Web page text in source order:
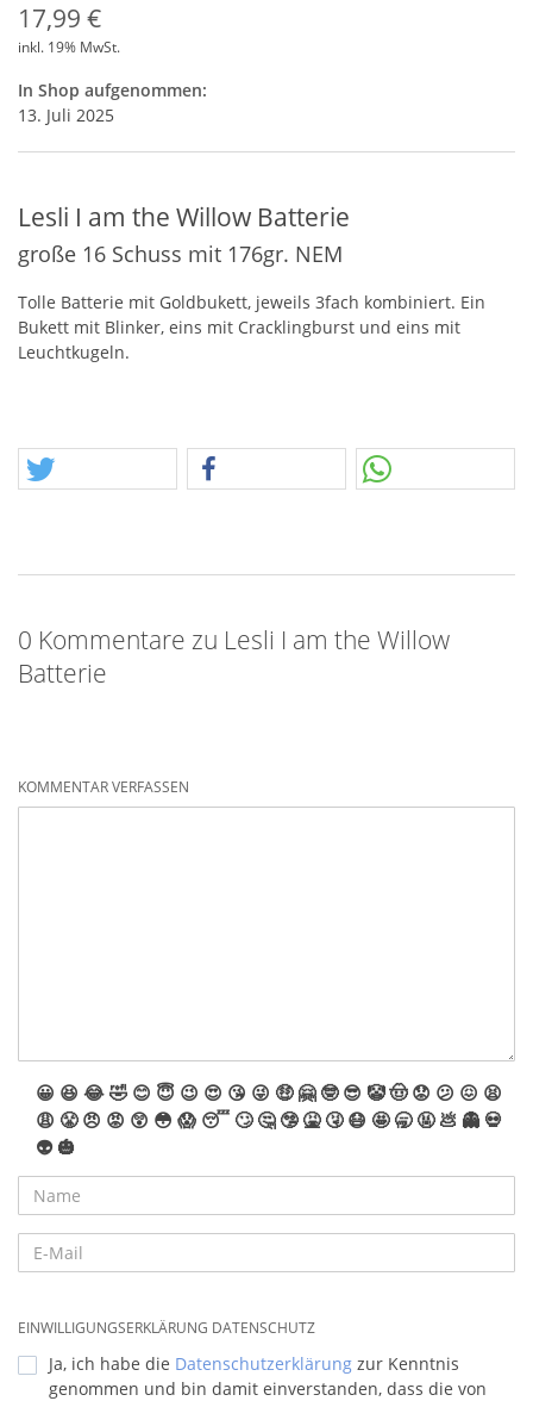
17,99 €
inkl. 19% MwSt.
In Shop aufgenommen:
13. Juli 2025
Lesli I am the Willow Batterie
große 16 Schuss mit 176gr. NEM
Tolle Batterie mit Goldbukett, jeweils 3fach kombiniert. Ein
Bukett mit Blinker, eins mit Cracklingburst und eins mit
Leuchtkugeln.
0 Kommentare zu Lesli I am the Willow
Batterie
KOMMENTAR VERFASSEN
😀 😆 😂🤣 😊 😇 😉 😍 😘 😜 🤑 🤗 🤓 😎 🤡🤠 😟 😕 😖 😫
😩 😤 😠 😡 😲 😳 😱 😴 🙄 🤔 🤥 🤮 🤧 😷 🤩 🥱 🤬 💩 👻 💀
👽 🎃
EINWILLIGUNGSERKLÄRUNG DATENSCHUTZ
Ja, ich habe die Datenschutzerklärung zur Kenntnis
genommen und bin damit einverstanden, dass die von